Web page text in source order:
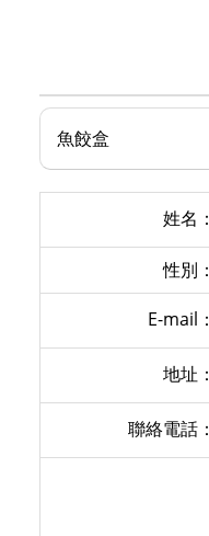
魚餃盒
姓名：
性別：
E-mail：
地址：
聯絡電話：